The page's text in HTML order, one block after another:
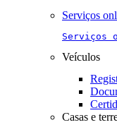
Serviços
Serviços
Veículos
Casas e